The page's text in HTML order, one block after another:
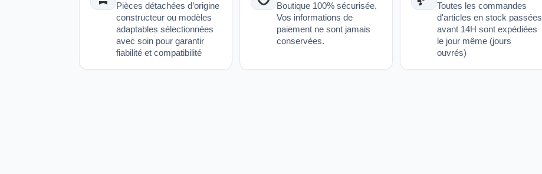
Pièces détachées d’origine
constructeur ou modèles
adaptables sélectionnées
avec soin pour garantir
fiabilité et compatibilité
Boutique 100% sécurisée.
Vos informations de
paiement ne sont jamais
conservées.
Toutes les commandes
d'articles en stock passées
avant 14H sont expédiées
le jour même (jours
ouvrés)